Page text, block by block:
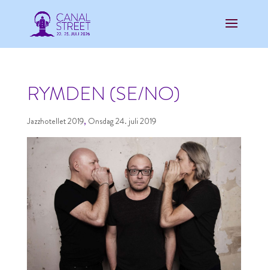
RYMDEN (SE/NO)
Jazzhotellet 2019, Onsdag 24. juli 2019